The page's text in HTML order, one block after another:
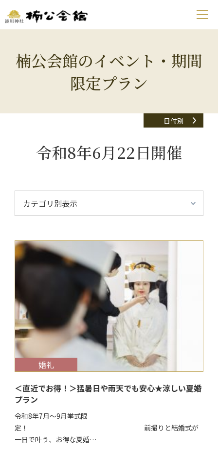
楠公会館のイベント・期間
限定プラン
日付別
令和8年6月22日開催
$target_date
婚礼
＜直近でお得！＞猛暑日や雨天でも安心★涼しい夏婚
プラン
令和8年7月～9月挙式限
定！ 前撮りと結婚式が
一日で叶う、お得な夏婚…